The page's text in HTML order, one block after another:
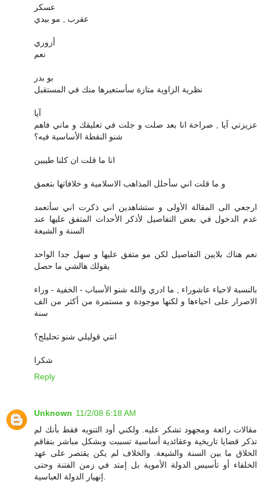
عسكر
عقرب , مو بيدي
أزوري
نعم
بو بدر
نظرية الزاوية متازة سأستعيرها منك في المستقبل
آيا
عزيزتي آيا , صراحة انا بعد صلت و جلت في تعليقك و ماني فاهم
شنو النقطة الأساسية فيه؟
انا ما قلت ان كلنا طيبين
و ما قلت اني سأحلل المذاهب الاسلامية و خلافاتها بتعمق
ارجعي الى المقالة الأولى و ستشاهدين اني ذكرت اني سأتعمد
عدم الدخول في بعض التفاصيل لأذكر الأحداث المتفق عليها عند
السنة و الشيعة
نعم هناك بلايين التفاصيل لكن مو متفق عليها و سهل جدا الواحد
يقولك هالشي ما حصل
بالنسبة لاحياء عاشوراء , ما ادري والله شنو الأسباب - الخفية - وراء
الاصرار على احياءها و لكنها موجودة و مستمرة من أكثر من الف
سنة
انتي قوليلي شنو تحليلج؟
شكرا
Reply
Unknown 11/2/08 6:18 AM
مقالات رائعة ومجهود تشكر عليه. ولكني أود التنويه فقط بأنك لم
تذكر قضايا تاريخية وعقائدية أساسية تسببت وبشكل مباشر بتفاقم
الخلاق ما بين السنة والشيعة. والخلاف لم يكن يقتصر على عهد
الخلفاء أو تأسيس الدولة الأموية بل إمتد في زمن الفتنة وحتى